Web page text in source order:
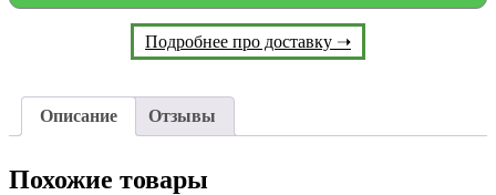
Подробнее про доставку ➝
Описание Отзывы
Похожие товары